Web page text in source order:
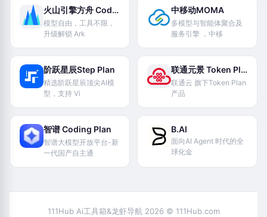
火山引擎方舟 Coding Plan
模型自由，工具不限，
升级解锁 Ark
中移动MOMA
多模型与智能体聚合及
服务引擎 ，中移
阶跃星辰Step Plan
精选阶跃星辰顶尖Al模
型，支持 Vi
联通元景 Token Plan
联通云 旗下Token Plan
产品
智谱 Coding Plan
智谱大模型开放平台-新
一代国产自主通
B.AI
面向AI Agent 时代的全
球化金
111Hub Ai工具箱&龙虾导航 2026 © 111Hub.com